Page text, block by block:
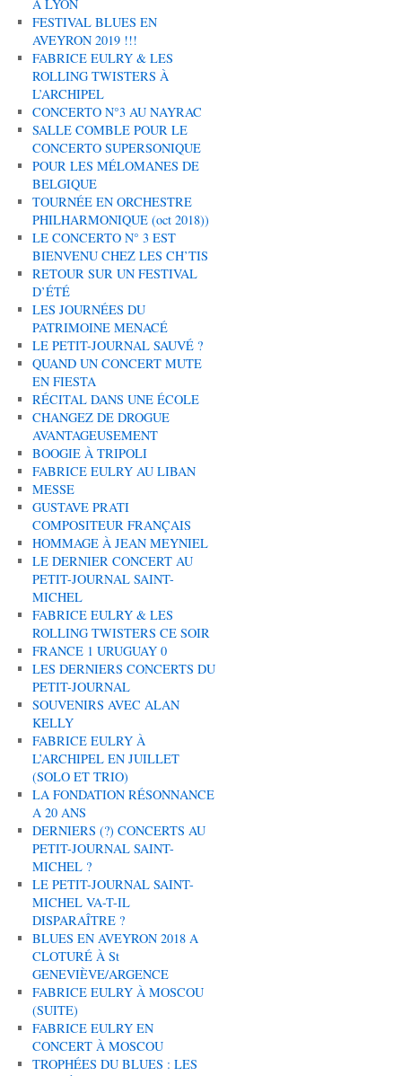
À LYON
FESTIVAL BLUES EN
AVEYRON 2019 !!!
FABRICE EULRY & LES
ROLLING TWISTERS À
L’ARCHIPEL
CONCERTO N°3 AU NAYRAC
SALLE COMBLE POUR LE
CONCERTO SUPERSONIQUE
POUR LES MÉLOMANES DE
BELGIQUE
TOURNÉE EN ORCHESTRE
PHILHARMONIQUE (oct 2018))
LE CONCERTO N° 3 EST
BIENVENU CHEZ LES CH’TIS
RETOUR SUR UN FESTIVAL
D’ÉTÉ
LES JOURNÉES DU
PATRIMOINE MENACÉ
LE PETIT-JOURNAL SAUVÉ ?
QUAND UN CONCERT MUTE
EN FIESTA
RÉCITAL DANS UNE ÉCOLE
CHANGEZ DE DROGUE
AVANTAGEUSEMENT
BOOGIE À TRIPOLI
FABRICE EULRY AU LIBAN
MESSE
GUSTAVE PRATI
COMPOSITEUR FRANÇAIS
HOMMAGE À JEAN MEYNIEL
LE DERNIER CONCERT AU
PETIT-JOURNAL SAINT-
MICHEL
FABRICE EULRY & LES
ROLLING TWISTERS CE SOIR
FRANCE 1 URUGUAY 0
LES DERNIERS CONCERTS DU
PETIT-JOURNAL
SOUVENIRS AVEC ALAN
KELLY
FABRICE EULRY À
L’ARCHIPEL EN JUILLET
(SOLO ET TRIO)
LA FONDATION RÉSONNANCE
A 20 ANS
DERNIERS (?) CONCERTS AU
PETIT-JOURNAL SAINT-
MICHEL ?
LE PETIT-JOURNAL SAINT-
MICHEL VA-T-IL
DISPARAÎTRE ?
BLUES EN AVEYRON 2018 A
CLOTURÉ À St
GENEVIÈVE/ARGENCE
FABRICE EULRY À MOSCOU
(SUITE)
FABRICE EULRY EN
CONCERT À MOSCOU
TROPHÉES DU BLUES : LES